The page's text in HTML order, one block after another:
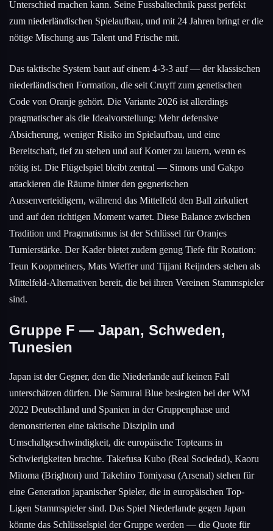
Unterschied machen kann. Seine Fussbaltechnik passt perfekt
zum niederländischen Spielaufbau, und mit 24 Jahren bringt er die
nötige Mischung aus Talent und Frische mit.
Das taktische System baut auf einem 4-3-3 auf — der klassischen
niederländischen Formation, die seit Cruyff zum genetischen
Code von Oranje gehört. Die Variante 2026 ist allerdings
pragmatischer als die Idealvorstellung: Mehr defensive
Absicherung, weniger Risiko im Spielaufbau, und eine
Bereitschaft, tief zu stehen und auf Konter zu lauern, wenn es
nötig ist. Die Flügelspiel bleibt zentral — Simons und Gakpo
attackieren die Räume hinter den gegnerischen
Aussenverteidigern, während das Mittelfeld den Ball zirkuliert
und auf den richtigen Moment wartet. Diese Balance zwischen
Tradition und Pragmatismus ist der Schlüssel für Oranjes
Turnierstärke. Der Kader bietet zudem genug Tiefe für Rotation:
Teun Koopmeiners, Mats Wieffer und Tijjani Reijnders stehen als
Mittelfeld-Alternativen bereit, die bei ihren Vereinen Stammspieler
sind.
Gruppe F — Japan, Schweden,
Tunesien
Japan ist der Gegner, den die Niederlande auf keinen Fall
unterschätzen dürfen. Die Samurai Blue besiegten bei der WM
2022 Deutschland und Spanien in der Gruppenphase und
demonstrierten eine taktische Disziplin und
Umschaltgeschwindigkeit, die europäische Topteams in
Schwierigkeiten brachte. Takefusa Kubo (Real Sociedad), Kaoru
Mitoma (Brighton) und Takehiro Tomiyasu (Arsenal) stehen für
eine Generation japanischer Spieler, die in europäischen Top-
Ligen Stammspieler sind. Das Spiel Niederlande gegen Japan
könnte das Schlüsselspiel der Gruppe werden — die Quote für